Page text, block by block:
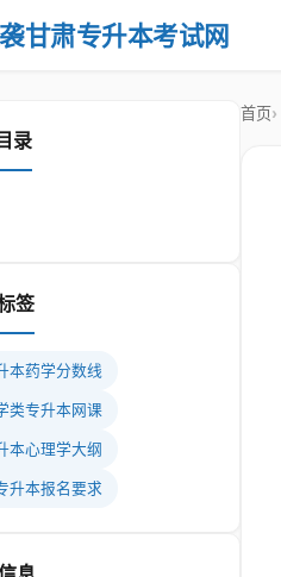
甘肃专升本考试网
录
签
本药学分数线
类专升本网课
本心理学大纲
升本报名要求
首页